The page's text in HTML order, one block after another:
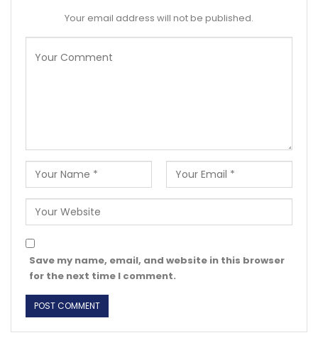
Your email address will not be published.
Save my name, email, and website in this browser
for the next time I comment.